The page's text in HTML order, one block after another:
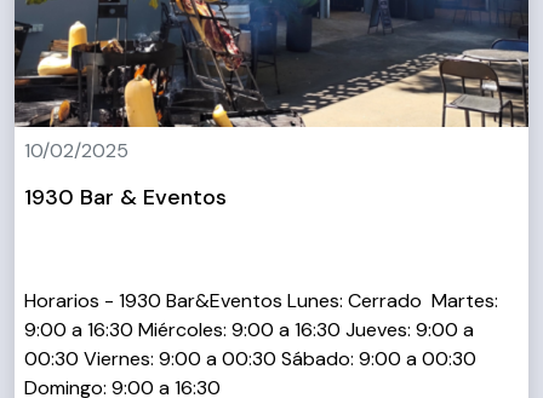
10/02/2025
1930 Bar & Eventos
Horarios - 1930 Bar&Eventos Lunes: Cerrado Martes:
9:00 a 16:30 Miércoles: 9:00 a 16:30 Jueves: 9:00 a
00:30 Viernes: 9:00 a 00:30 Sábado: 9:00 a 00:30
Domingo: 9:00 a 16:30